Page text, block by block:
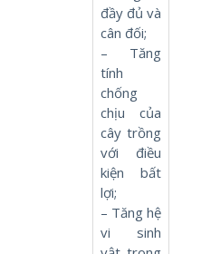
đầy đủ và
cân đối;
– Tăng
tính
chống
chịu của
cây trồng
với điều
kiện bất
lợi;
– Tăng hệ
vi sinh